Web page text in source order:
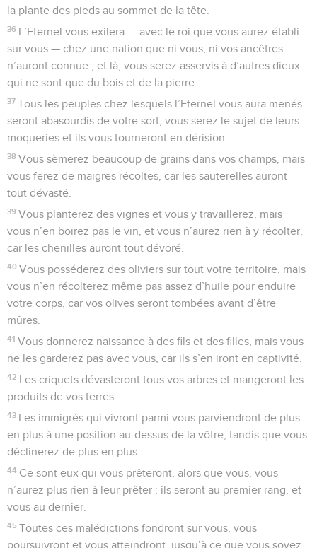
la plante des pieds au sommet de la tête.
36 L’Eternel vous exilera — avec le roi que vous aurez établi
sur vous — chez une nation que ni vous, ni vos ancêtres
n’auront connue ; et là, vous serez asservis à d’autres dieux
qui ne sont que du bois et de la pierre.
37 Tous les peuples chez lesquels l’Eternel vous aura menés
seront abasourdis de votre sort, vous serez le sujet de leurs
moqueries et ils vous tourneront en dérision.
38 Vous sèmerez beaucoup de grains dans vos champs, mais
vous ferez de maigres récoltes, car les sauterelles auront
tout dévasté.
39 Vous planterez des vignes et vous y travaillerez, mais
vous n’en boirez pas le vin, et vous n’aurez rien à y récolter,
car les chenilles auront tout dévoré.
40 Vous posséderez des oliviers sur tout votre territoire, mais
vous n’en récolterez même pas assez d’huile pour enduire
votre corps, car vos olives seront tombées avant d’être
mûres.
41 Vous donnerez naissance à des fils et des filles, mais vous
ne les garderez pas avec vous, car ils s’en iront en captivité.
42 Les criquets dévasteront tous vos arbres et mangeront les
produits de vos terres.
43 Les immigrés qui vivront parmi vous parviendront de plus
en plus à une position au-dessus de la vôtre, tandis que vous
déclinerez de plus en plus.
44 Ce sont eux qui vous prêteront, alors que vous, vous
n’aurez plus rien à leur prêter ; ils seront au premier rang, et
vous au dernier.
45 Toutes ces malédictions fondront sur vous, vous
poursuivront et vous atteindront, jusqu’à ce que vous soyez